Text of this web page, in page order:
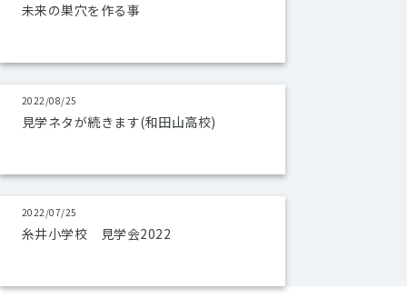
未来の巣穴を作る事
2022/08/25
見学ネタが続きます(和田山高校)
2022/07/25
糸井小学校 見学会2022